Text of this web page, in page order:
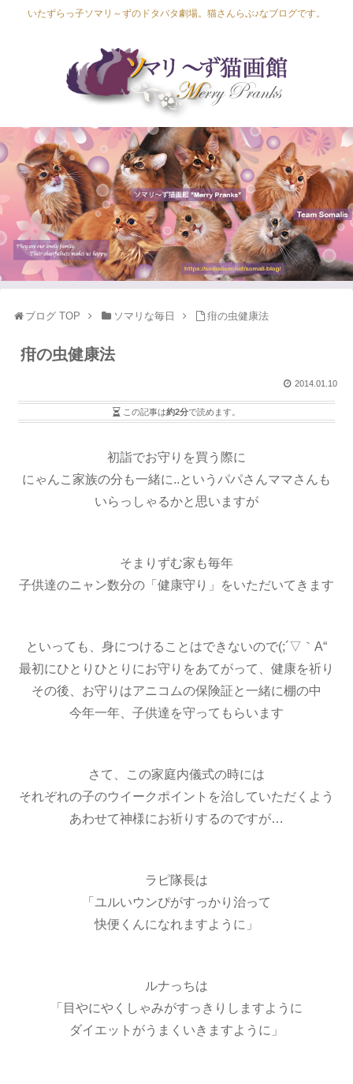
いたずらっ子ソマリ～ずのドタバタ劇場。猫さんらぶ♪なブログです。
Lapis Luna
Lucia Lino
Lycka Leal
Laula
ブログ TOP ソマリな毎日 疳の虫健康法
疳の虫健康法
2014.01.10
この記事は約2分で読めます。
初詣でお守りを買う際に
にゃんこ家族の分も一緒に..というパパさんママさんも
いらっしゃるかと思いますが
そまりずむ家も毎年
子供達のニャン数分の「健康守り」をいただいてきます
といっても、身につけることはできないので(;´▽｀A“
最初にひとりひとりにお守りをあてがって、健康を祈り
その後、お守りはアニコムの保険証と一緒に棚の中
今年一年、子供達を守ってもらいます
さて、この家庭内儀式の時には
それぞれの子のウイークポイントを治していただくよう
あわせて神様にお祈りするのですが…
ラピ隊長は
「ユルいウンぴがすっかり治って
快便くんになれますように」
ルナっちは
「目やにやくしゃみがすっきりしますように
ダイエットがうまくいきますように」